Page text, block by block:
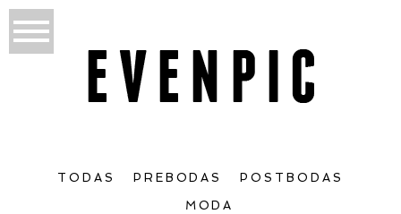
TODAS PREBODAS POSTBODAS
MODA